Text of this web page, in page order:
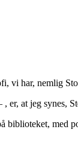
vi har, nemlig
er, at jeg